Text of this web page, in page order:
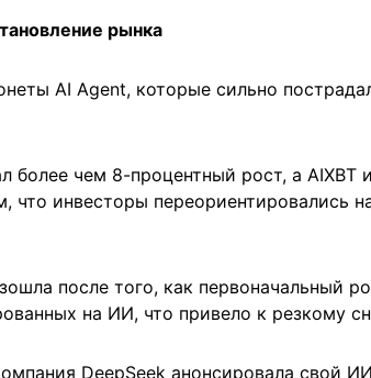
рынка
AI Agent, которые сильно
более чем 8-процентный рост, а AIXBT
что инвесторы переориентировались
после того, как первоначальный
на ИИ, что привело к резкому
DeepSeek анонсировала свой